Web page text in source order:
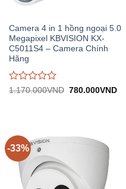
Camera 4 in 1 hồng ngoại 5.0
Megapixel KBVISION KX-
C5011S4 – Camera Chính
Hãng
Được
5
1.170.000VND Giá
780.000VNDGiá
-33%